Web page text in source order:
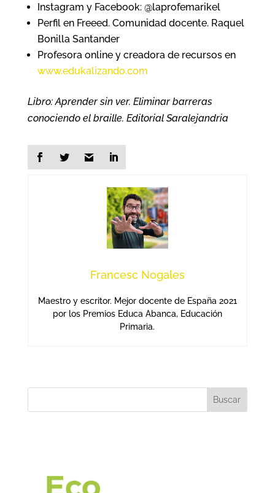
Instagram y Facebook: @laprofemarikel
Perfil en Freeed. Comunidad docente. Raquel
Bonilla Santander
Profesora online y creadora de recursos en
www.edukalizando.com
Libro: Aprender sin ver. Eliminar barreras
conociendo el braille. Editorial Saralejandria
Francesc Nogales
Maestro y escritor. Mejor docente de España 2021
por los Premios Educa Abanca, Educación
Primaria.
Buscar